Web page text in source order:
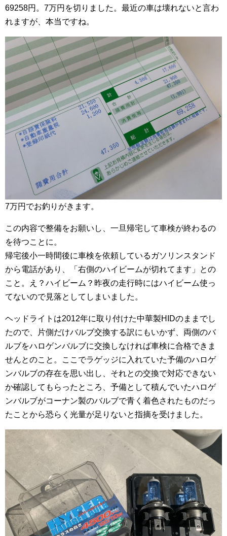
69258円。7万円を切りました。最近の車は壊れないと言わ
れますが、本当ですね。
7万円でお釣りがきます。
この内容で整備をお願いし、一旦帰宅して車検が終わるの
を待つことに。
帰宅後小一時間後に車検を依頼しているガソリンスタンド
から電話があり、「右側のハイビームが切れてます」との
こと。え？ハイビーム？昨夜の走行時にはハイビーム使っ
てないので見落としてしまいました。
ヘッドライトは2012年に取り付けた中華製HIDのままでし
たので、片側だけバルブ交換する訳にもいかず、両側のバ
ルブをハロゲンバルブに交換しなければ車検に合格できま
せんとのこと。ここでラゲッジに入れていた予備のハロゲ
ンバルブの存在を思い出し、それとの交換で対応できない
か確認してもらったところ、予備として積んでいたハロゲ
ンバルブがコーナン製のバルブで青く着色されたものだっ
たことから恐らく光量が足りないと指摘を受けました。